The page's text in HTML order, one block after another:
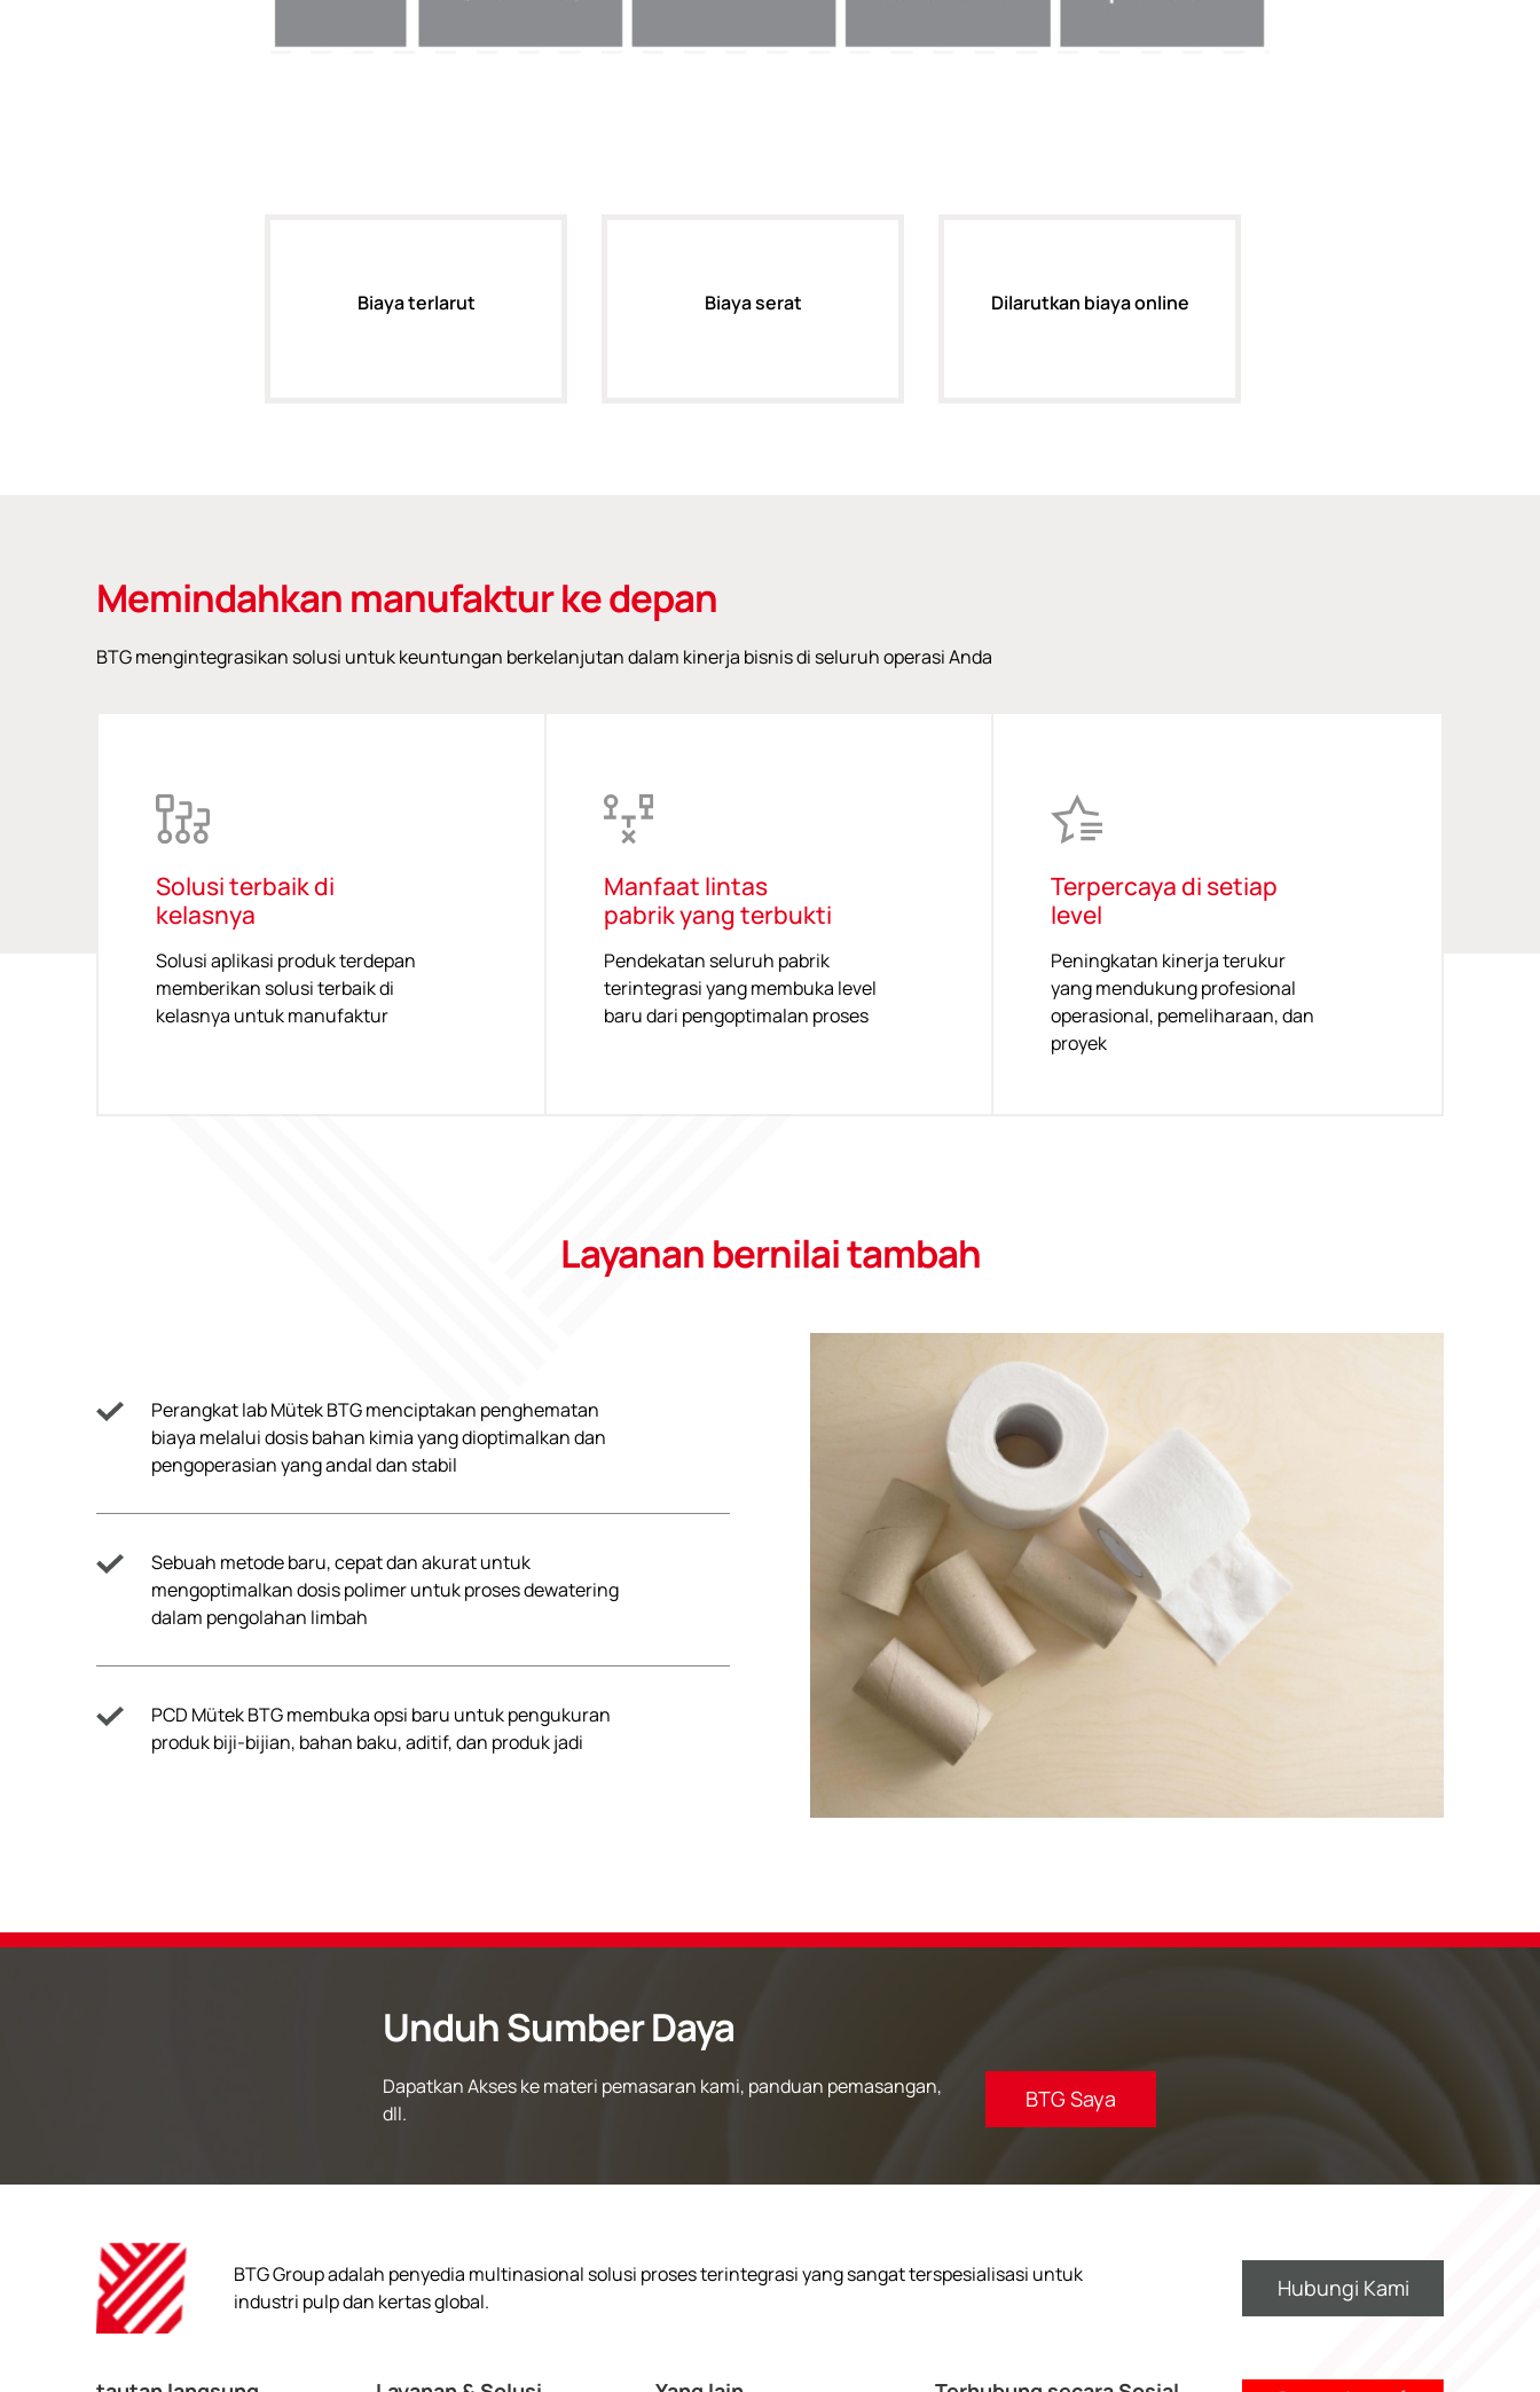
Biaya terlarut Biaya serat Dilarutkan biaya online
Memindahkan manufaktur ke depan
BTG mengintegrasikan solusi untuk keuntungan berkelanjutan dalam kinerja bisnis di seluruh operasi Anda
Solusi terbaik di
kelasnya
Solusi aplikasi produk terdepan
memberikan solusi terbaik di
kelasnya untuk manufaktur
Manfaat lintas
pabrik yang terbukti
Pendekatan seluruh pabrik
terintegrasi yang membuka level
baru dari pengoptimalan proses
Terpercaya di setiap
level
Peningkatan kinerja terukur
yang mendukung profesional
operasional, pemeliharaan, dan
proyek
Layanan bernilai tambah
Perangkat lab Mütek BTG menciptakan penghematan
biaya melalui dosis bahan kimia yang dioptimalkan dan
pengoperasian yang andal dan stabil
Sebuah metode baru, cepat dan akurat untuk
mengoptimalkan dosis polimer untuk proses dewatering
dalam pengolahan limbah
PCD Mütek BTG membuka opsi baru untuk pengukuran
produk biji-bijian, bahan baku, aditif, dan produk jadi
Unduh Sumber Daya
Dapatkan Akses ke materi pemasaran kami, panduan pemasangan,
dll.
BTG Saya
BTG Group adalah penyedia multinasional solusi proses terintegrasi yang sangat terspesialisasi untuk
industri pulp dan kertas global.
Hubungi Kami